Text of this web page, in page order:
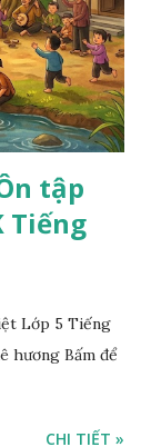
tập
Tiếng
Lớp 5 Tiếng
hương Bấm để
CHI TIẾT »